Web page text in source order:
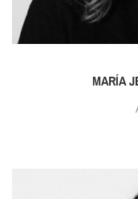
MARÍA